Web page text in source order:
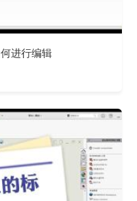
进行编辑